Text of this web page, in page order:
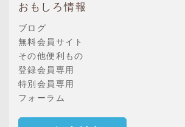
おもしろ情報
ブログ
無料会員サイト
その他便利もの
登録会員専用
特別会員専用
フォーラム